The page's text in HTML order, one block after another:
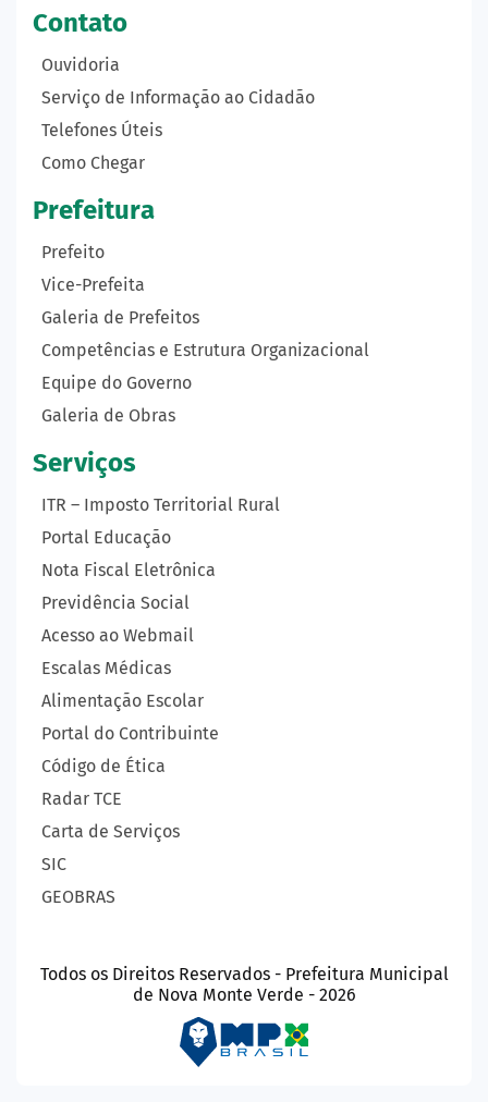
Contato
Ouvidoria
Serviço de Informação ao Cidadão
Telefones Úteis
Como Chegar
Prefeitura
Prefeito
Vice-Prefeita
Galeria de Prefeitos
Competências e Estrutura Organizacional
Equipe do Governo
Galeria de Obras
Serviços
ITR – Imposto Territorial Rural
Portal Educação
Nota Fiscal Eletrônica
Previdência Social
Acesso ao Webmail
Escalas Médicas
Alimentação Escolar
Portal do Contribuinte
Código de Ética
Radar TCE
Carta de Serviços
SIC
GEOBRAS
Todos os Direitos Reservados - Prefeitura Municipal
de Nova Monte Verde - 2026